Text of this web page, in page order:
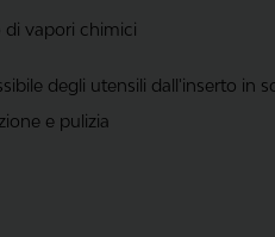
di vapori chimici
degli utensili dall'inserto in
e pulizia